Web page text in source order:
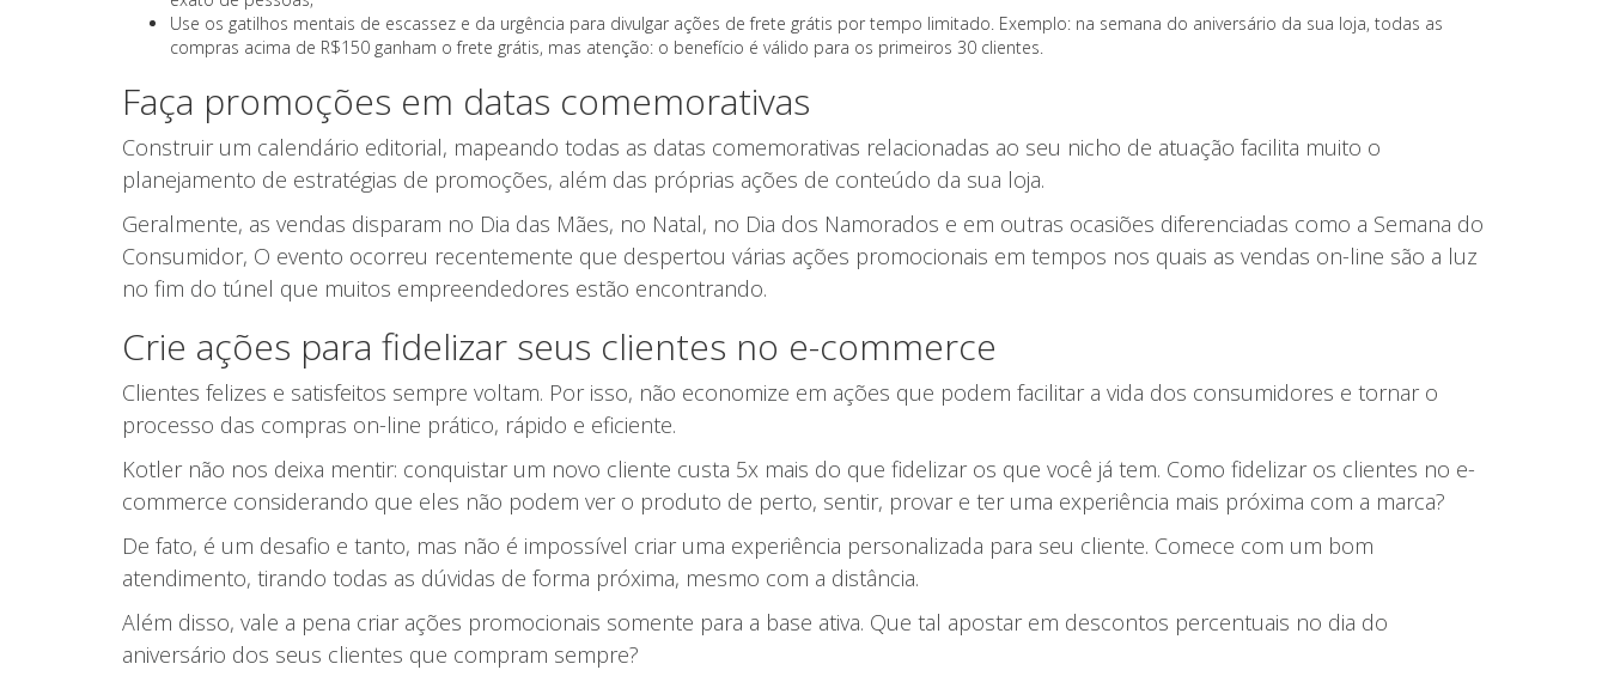
Use os gatilhos mentais de escassez e da urgência para divulgar ações de frete grátis por tempo limitado. Exemplo: na semana do aniversário da sua loja, todas as
compras acima de R$150 ganham o frete grátis, mas atenção: o benefício é válido para os primeiros 30 clientes.
Faça promoções em datas comemorativas
Construir um calendário editorial, mapeando todas as datas comemorativas relacionadas ao seu nicho de atuação facilita muito o
planejamento de estratégias de promoções, além das próprias ações de conteúdo da sua loja.
Geralmente, as vendas disparam no Dia das Mães, no Natal, no Dia dos Namorados e em outras ocasiões diferenciadas como a Semana do
Consumidor, O evento ocorreu recentemente que despertou várias ações promocionais em tempos nos quais as vendas on-line são a luz
no fim do túnel que muitos empreendedores estão encontrando.
Crie ações para fidelizar seus clientes no e-commerce
Clientes felizes e satisfeitos sempre voltam. Por isso, não economize em ações que podem facilitar a vida dos consumidores e tornar o
processo das compras on-line prático, rápido e eficiente.
Kotler não nos deixa mentir: conquistar um novo cliente custa 5x mais do que fidelizar os que você já tem. Como fidelizar os clientes no e-
commerce considerando que eles não podem ver o produto de perto, sentir, provar e ter uma experiência mais próxima com a marca?
De fato, é um desafio e tanto, mas não é impossível criar uma experiência personalizada para seu cliente. Comece com um bom
atendimento, tirando todas as dúvidas de forma próxima, mesmo com a distância.
Além disso, vale a pena criar ações promocionais somente para a base ativa. Que tal apostar em descontos percentuais no dia do
aniversário dos seus clientes que compram sempre?